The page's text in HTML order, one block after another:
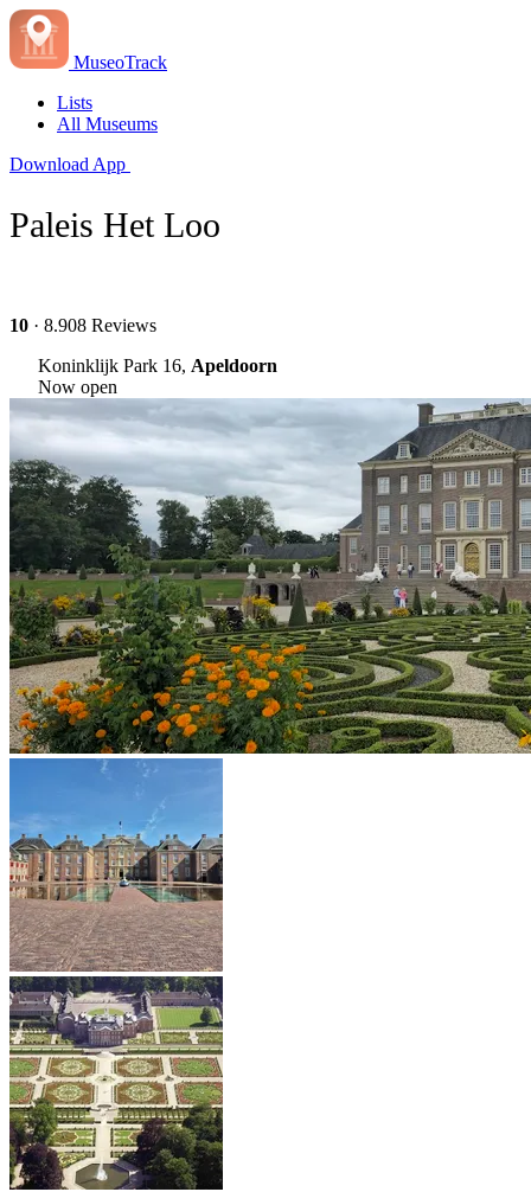
MuseoTrack
Lists
All Museums
Download App
Paleis Het Loo
10 · 8.908 Reviews
Koninklijk Park 16, Apeldoorn
Now open